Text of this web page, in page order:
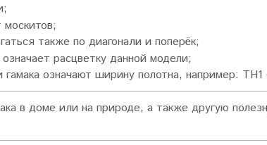
также по диагонали и поперёк;
расцветку данной модели;
означают ширину полотна, например:
в доме или на природе, а также другую